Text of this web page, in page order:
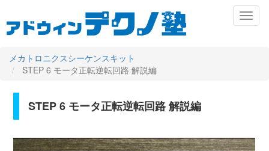
イ
ン
メカトロニクスシーケンスキット
STEP 6 モータ正転逆転回路 解説編
Primary
tabs
STEP 6 モータ正転逆転回路 解説編